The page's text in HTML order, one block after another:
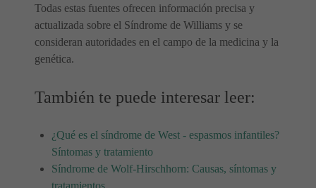
Todas estas fuentes ofrecen información precisa y
actualizada sobre el Síndrome de Williams y se
consideran autoridades en el campo de la medicina y la
genética.
También te puede interesar leer:
¿Qué es el síndrome de West - espasmos infantiles?
Síntomas y tratamiento
Síndrome de Wolf-Hirschhorn: Causas, síntomas y
tratamientos